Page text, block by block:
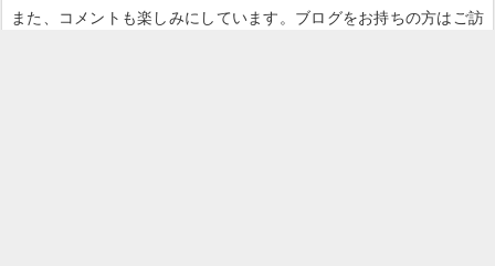
また、コメントも楽しみにしています。ブログをお持ちの方はご訪